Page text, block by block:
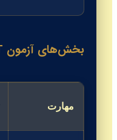
بخش‌های آزمون OET با جزئیات بیشتر
مهارت